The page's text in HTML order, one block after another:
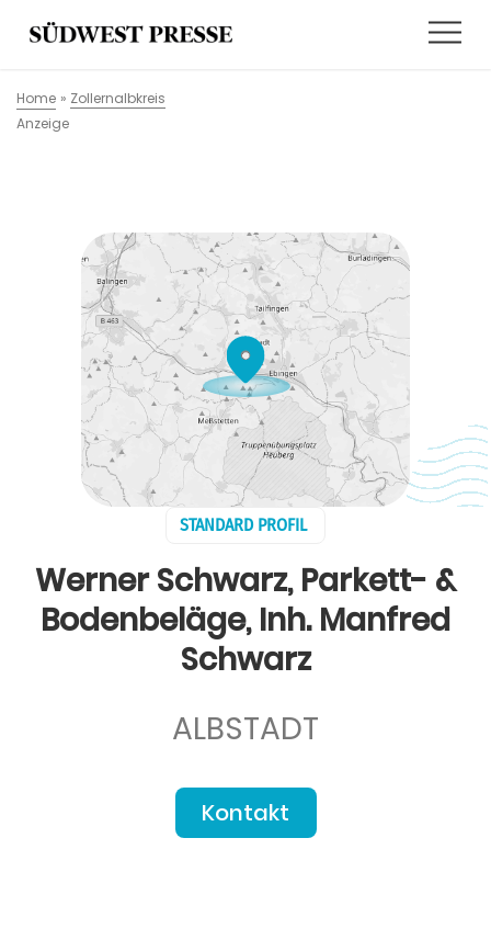
Home » Zollernalbkreis
Anzeige
STANDARD PROFIL
Werner Schwarz, Parkett- &
Bodenbeläge, Inh. Manfred
Schwarz
ALBSTADT
Kontakt